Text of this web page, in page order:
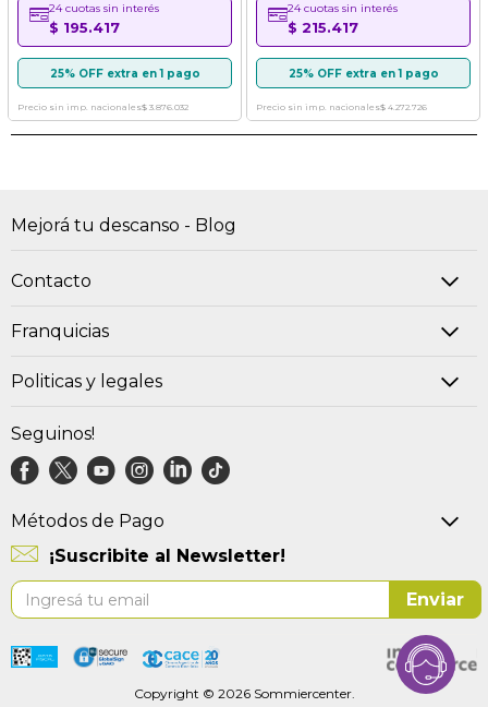
24 cuotas sin interés
$ 195.417
25% OFF extra en 1 pago
Precio sin imp. nacionales$ 3.876.032
24 cuotas sin interés
$ 215.417
25% OFF extra en 1 pago
Precio sin imp. nacionales$ 4.272.726
Mejorá tu descanso - Blog
Contacto
Franquicias
Politicas y legales
¡Suscribite al Newsletter!
Suscríbase
al
informativo:
Enviar
Seguinos!
Métodos de Pago
Copyright © 2026 Sommiercenter.